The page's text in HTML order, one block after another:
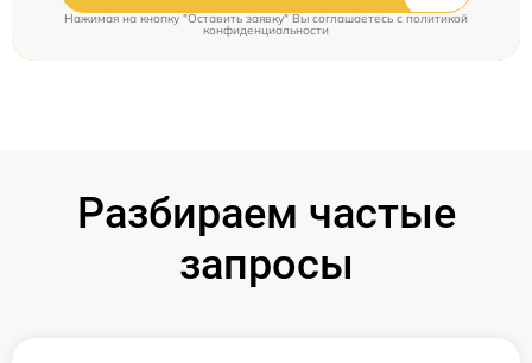
Нажимая на кнопку "Оставить заявку" Вы соглашаетесь cполитикой
конфиденциальности
Разбираем частые
запросы